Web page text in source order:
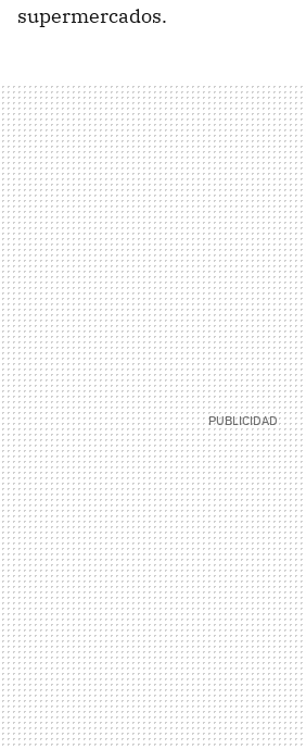
supermercados.